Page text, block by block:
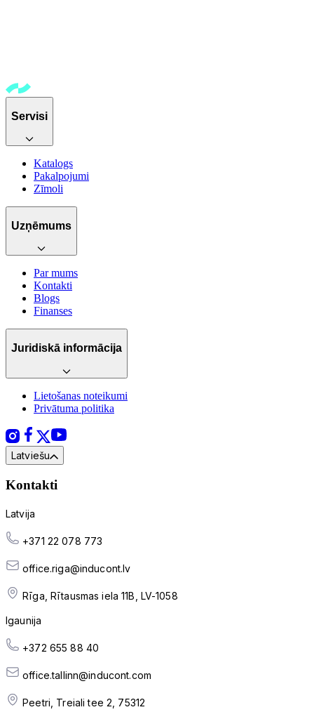
Servisi
Katalogs
Pakalpojumi
Zīmoli
Uzņēmums
Par mums
Kontakti
Blogs
Finanses
Juridiskā informācija
Lietošanas noteikumi
Privātuma politika
Latviešu
Kontakti
Latvija
+371 22 078 773
office.riga@inducont.lv
Rīga, Rītausmas iela 11B, LV-1058
Igaunija
+372 655 88 40
office.tallinn@inducont.com
Peetri, Treiali tee 2, 75312